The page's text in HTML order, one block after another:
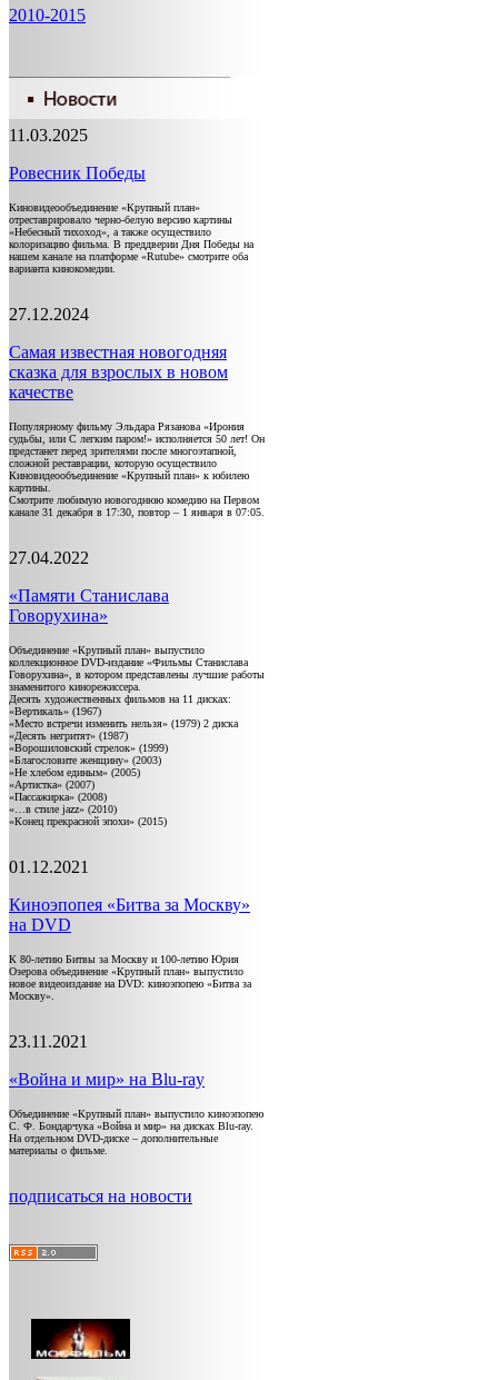
2010-2015
11.03.2025
Ровесник Победы
Киновидеообъединение «Крупный план»
отреставрировало черно-белую версию картины
«Небесный тихоход», а также осуществило
колоризацию фильма. В преддверии Дня Победы на
нашем канале на платформе «Rutube» смотрите оба
варианта кинокомедии.
27.12.2024
Самая известная новогодняя
сказка для взрослых в новом
качестве
Популярному фильму Эльдара Рязанова «Ирония
судьбы, или С легким паром!» исполняется 50 лет! Он
предстанет перед зрителями после многоэтапной,
сложной реставрации, которую осуществило
Киновидеообъединение «Крупный план» к юбилею
картины.
Смотрите любимую новогоднюю комедию на Первом
канале 31 декабря в 17:30, повтор – 1 января в 07:05.
27.04.2022
«Памяти Станислава
Говорухина»
Объединение «Крупный план» выпустило
коллекционное DVD-издание «Фильмы Станислава
Говорухина», в котором представлены лучшие работы
знаменитого кинорежиссера.
Десять художественных фильмов на 11 дисках:
«Вертикаль» (1967)
«Место встречи изменить нельзя» (1979) 2 диска
«Десять негритят» (1987)
«Ворошиловский стрелок» (1999)
«Благословите женщину» (2003)
«Не хлебом единым» (2005)
«Артистка» (2007)
«Пассажирка» (2008)
«…в стиле jazz» (2010)
«Конец прекрасной эпохи» (2015)
01.12.2021
Киноэпопея «Битва за Москву»
на DVD
К 80-летию Битвы за Москву и 100-летию Юрия
Озерова объединение «Крупный план» выпустило
новое видеоиздание на DVD: киноэпопею «Битва за
Москву».
23.11.2021
«Война и мир» на Blu-ray
Объединение «Крупный план» выпустило киноэпопею
С. Ф. Бондарчука «Война и мир» на дисках Blu-ray.
На отдельном DVD-диске – дополнительные
материалы о фильме.
подписаться на новости